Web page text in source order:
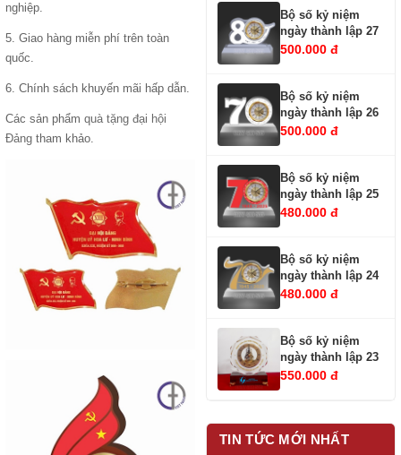
nghiệp.
5. Giao hàng miễn phí trên toàn
quốc.
6. Chính sách khuyến mãi hấp dẫn.
Các sản phẩm quà tặng đại hội
Đảng tham khảo.
Bộ số kỷ niệm
ngày thành lập 27
500.000 đ
Bộ số kỷ niệm
ngày thành lập 26
500.000 đ
Bộ số kỷ niệm
ngày thành lập 25
480.000 đ
Bộ số kỷ niệm
ngày thành lập 24
480.000 đ
Bộ số kỷ niệm
ngày thành lập 23
550.000 đ
TIN TỨC MỚI NHẤT